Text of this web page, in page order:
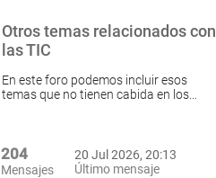
Otros temas relacionados con
las TIC
En este foro podemos incluir esos
temas que no tienen cabida en los…
204
Mensajes
20 Jul 2026, 20:13
Último mensaje